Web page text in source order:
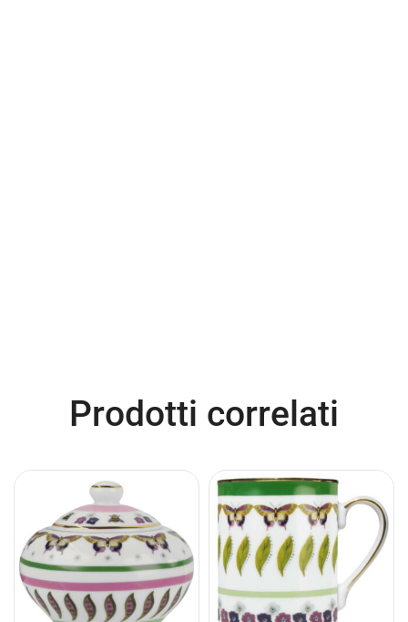
Prodotti correlati